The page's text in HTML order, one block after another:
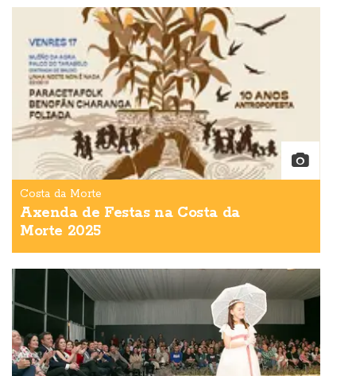
Costa da Morte
Axenda de Festas na Costa da
Morte 2025